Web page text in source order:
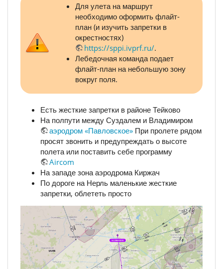
Для улета на маршрут
необходимо оформить флайт-
план (и изучить запретки в
окрестностях)
https://sppi.ivprf.ru/.
Лебедочная команда подает
флайт-план на небольшую зону
вокруг поля.
Есть жесткие запретки в районе Тейково
На полпути между Суздалем и Владимиром
аэродром «Павловское» При пролете рядом
просят звонить и предупреждать о высоте
полета или поставить себе программу
Aircom
На западе зона аэродрома Киржач
По дороге на Нерль маленькие жесткие
запретки, облететь просто